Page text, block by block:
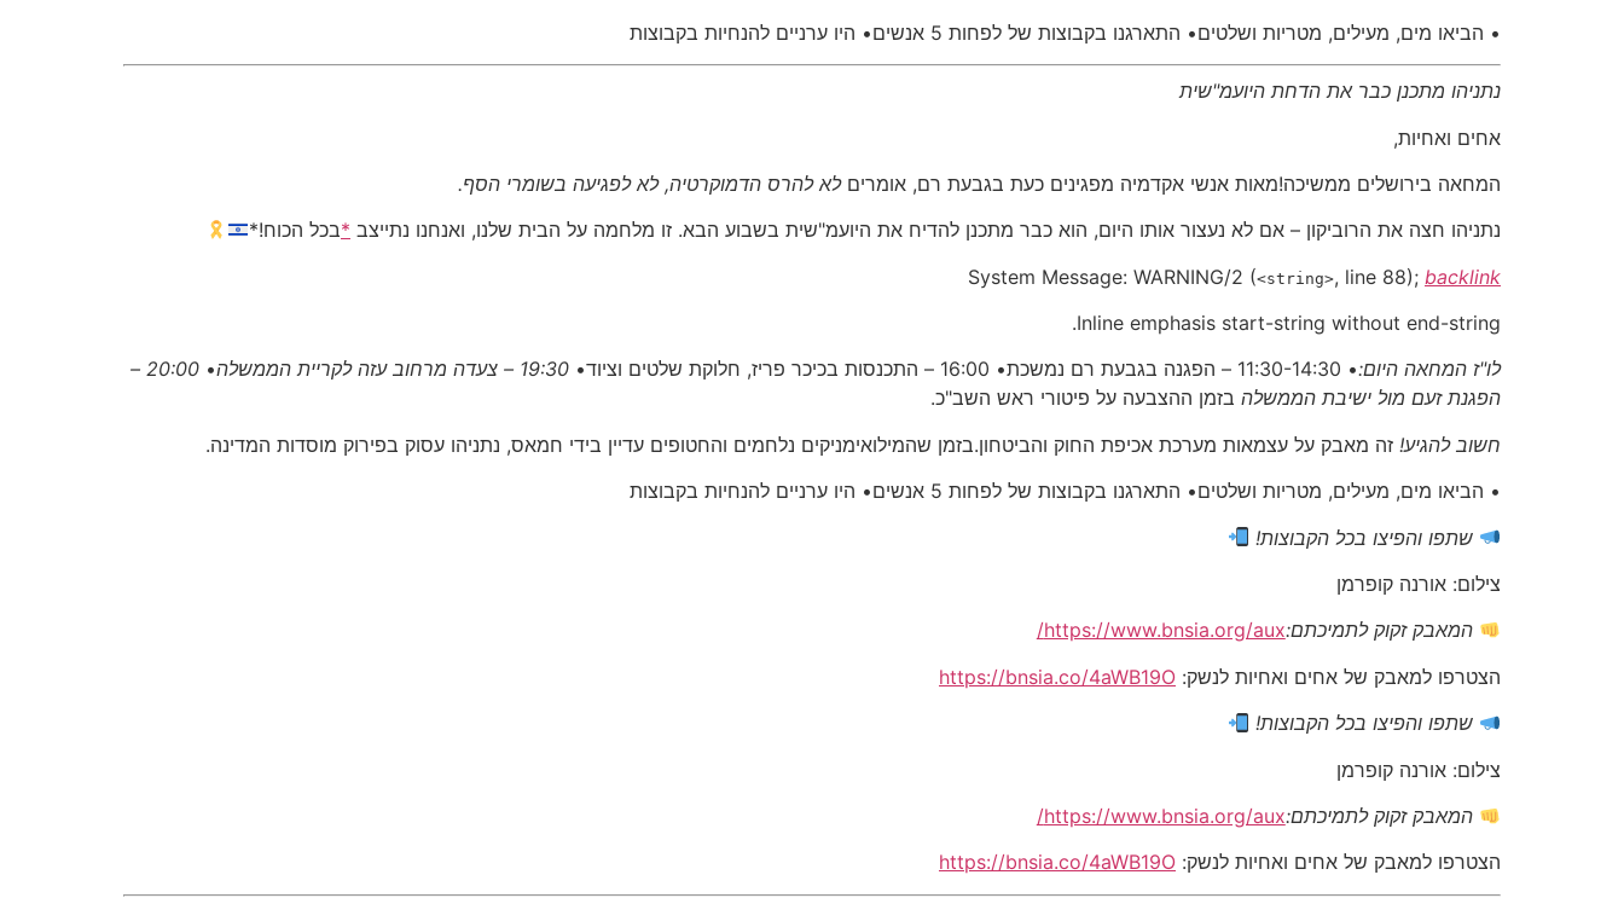
• הביאו מים, מעילים, מטריות ושלטים• התארגנו בקבוצות של לפחות 5 אנשים• היו ערניים להנחיות בקבוצות
נתניהו מתכנן כבר את הדחת היועמ"שית
אחים ואחיות,
המחאה בירושלים ממשיכה!מאות אנשי אקדמיה מפגינים כעת בגבעת רם, אומריםלא להרס הדמוקרטיה, לא לפגיעה בשומרי הסף.
נתניהו חצה את הרוביקון – אם לא נעצור אותו היום, הוא כבר מתכנן להדיח את היועמ"שית בשבוע הבא. זו מלחמה על הבית שלנו, ואנחנו נתייצב *בכל הכוח!*
System Message: WARNING/2 (<string>, line 88); backlink
Inline emphasis start-string without end-string.
לו"ז המחאה היום:• 11:30-14:30 – הפגנה בגבעת רם נמשכת• 16:00 – התכנסות בכיכר פריז, חלוקת שלטים וציוד• 19:30 – צעדה מרחוב עזה לקריית הממשלה •
20:00 –
הפגנת זעם מול ישיבת הממשלה בזמן ההצבעה על פיטורי ראש השב"כ.
חשוב להגיע! זה מאבק על עצמאות מערכת אכיפת החוק והביטחון.בזמן שהמילואימניקים נלחמים והחטופים עדיין בידי חמאס, נתניהו עסוק בפירוק מוסדות המדינה.
• הביאו מים, מעילים, מטריות ושלטים• התארגנו בקבוצות של לפחות 5 אנשים• היו ערניים להנחיות בקבוצות
שתפו והפיצו בכל הקבוצות!
צילום: אורנה קופרמן
המאבק זקוק לתמיכתם:https://www.bnsia.org/aux/
הצטרפו למאבק של אחים ואחיות לנשק: https://bnsia.co/4aWB19O
שתפו והפיצו בכל הקבוצות!
צילום: אורנה קופרמן
המאבק זקוק לתמיכתם:https://www.bnsia.org/aux/
הצטרפו למאבק של אחים ואחיות לנשק: https://bnsia.co/4aWB19O